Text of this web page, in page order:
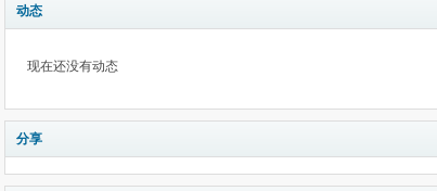
动态
现在还没有动态
分享